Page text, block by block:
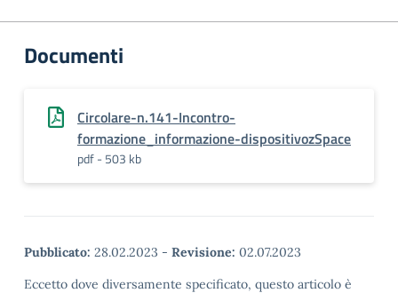
Documenti
Circolare-n.141-Incontro-
formazione_informazione-dispositivozSpace
pdf - 503 kb
Pubblicato: 28.02.2023 - Revisione: 02.07.2023
Eccetto dove diversamente specificato, questo articolo è